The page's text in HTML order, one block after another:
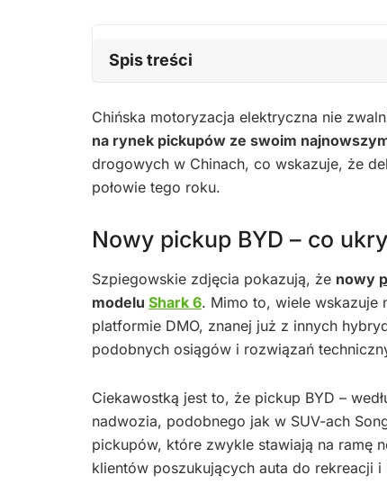
Spis treści
Chińska motoryzacja elektryczna nie
na rynek pickupów ze swoim
drogowych w Chinach, co wskazuje, że
połowie tego roku.
Nowy pickup BYD – co
Szpiegowskie zdjęcia pokazują, że nowy
modelu Shark 6. Mimo to, wiele wskazuje
platformie DMO, znanej już z innych
podobnych osiągów i rozwiązań
Ciekawostką jest to, że pickup BYD –
nadwozia, podobnego jak w SUV-ach
pickupów, które zwykle stawiają na ramę
klientów poszukujących auta do rekreacji